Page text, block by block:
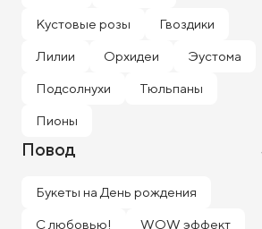
Кустовые розы Гвоздики
Лилии Орхидеи Эустома
Подсолнухи Тюльпаны
Пионы
Повод
Букеты на День рождения
С любовью! WOW эффект